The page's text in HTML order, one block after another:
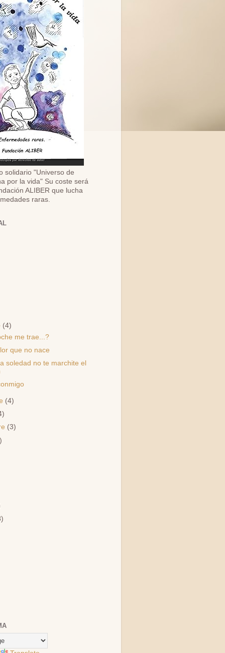
solidario "Universo de
por la vida" Su coste será
ALIBER que lucha
raras.
(4)
me trae...?
que no nace
soledad no te marchite el
(4)
(3)